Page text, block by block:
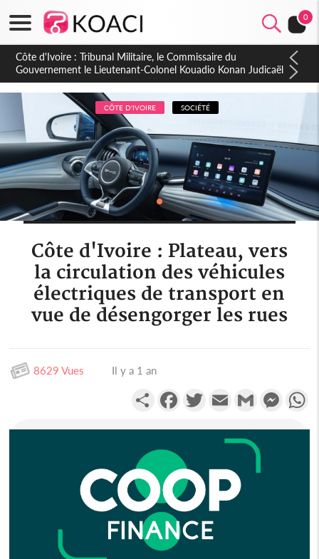
0
Burkina Faso : hausse de 75 FCFA du prix du litre du diesel à
la pompe
CÔTE D'IVOIRE SOCIÉTÉ
Côte d'Ivoire : Plateau, vers
la circulation des véhicules
électriques de transport en
vue de désengorger les rues
8629 Vues Il y a 1 an
PartagerFacebookTwitterEmail Gmail